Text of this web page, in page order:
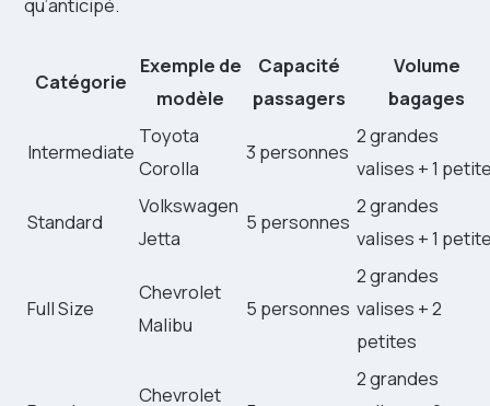
Catégorie
Exemple de
modèle
Capacité
passagers
Volume
bagages
Intermediate
Toyota
Corolla
3 personnes
2 grandes
valises + 1
Standard
Volkswagen
Jetta
5 personnes
2 grandes
valises + 1
Full Size
Chevrolet
Malibu
5 personnes
2 grandes
valises + 2
petites
Chevrolet
2 grandes